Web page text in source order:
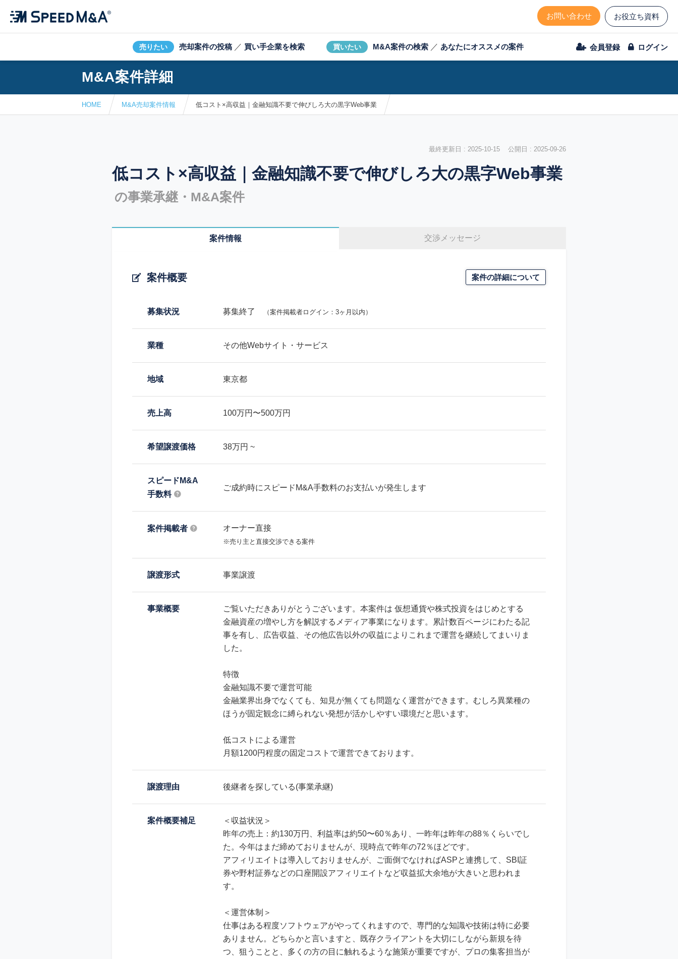
お問い合わせ お役立ち資料
売りたい 売却案件の投稿 ／ 買い手企業を検索 買いたい M&A案件の検索 ／ あなたにオススメの案件 会員登録 ログイン
M&A案件詳細
HOME M&A売却案件情報 低コスト×高収益｜金融知識不要で伸びしろ大の黒字Web事業
最終更新日 : 2025-10-15 公開日 : 2025-09-26
低コスト×高収益｜金融知識不要で伸びしろ大の黒字Web事業
の事業承継・M&A案件
案件情報 交渉メッセージ
案件概要 案件の詳細について
募集状況 募集終了 （案件掲載者ログイン：3ヶ月以内）
業種 その他Webサイト・サービス
地域 東京都
売上高 100万円〜500万円
希望譲渡価格 38万円 ~
スピードM&A
手数料
ご成約時にスピードM&A手数料のお支払いが発生します
案件掲載者 オーナー直接
※売り主と直接交渉できる案件
譲渡形式 事業譲渡
事業概要
ご覧いただきありがとうございます。本案件は 仮想通貨や株式投資をはじめとする
金融資産の増やし方を解説するメディア事業になります。累計数百ページにわたる記
事を有し、広告収益、その他広告以外の収益によりこれまで運営を継続してまいりま
した。
特徴
金融知識不要で運営可能
金融業界出身でなくても、知見が無くても問題なく運営ができます。むしろ異業種の
ほうが固定観念に縛られない発想が活かしやすい環境だと思います。
低コストによる運営
月額1200円程度の固定コストで運営できております。
譲渡理由 後継者を探している(事業承継)
案件概要補足
＜収益状況＞
昨年の売上：約130万円、利益率は約50〜60％あり、一昨年は昨年の88％くらいでし
た。今年はまだ締めておりませんが、現時点で昨年の72％ほどです。
アフィリエイトは導入しておりませんが、ご面倒でなければASPと連携して、SBI証
券や野村証券などの口座開設アフィリエイトなど収益拡大余地が大きいと思われま
す。
＜運営体制＞
仕事はある程度ソフトウェアがやってくれますので、専門的な知識や技術は特に必要
ありません。どちらかと言いますと、既存クライアントを大切にしながら新規を待
つ、狙うことと、多くの方の目に触れるような施策が重要ですが、プロの集客担当が